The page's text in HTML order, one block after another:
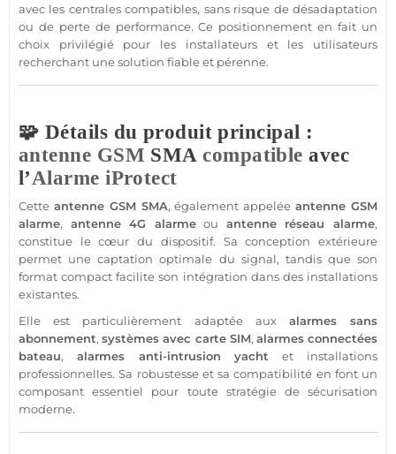
avec les centralescompatibles, sans risque de désadaptation
ou de perte de performance. Ce positionnement en fait un
choix privilégié pour les installateurs et les utilisateurs
recherchant une solution fiableet pérenne.
🧩 Détails du produit principal :
antenne GSM SMAcompatible avec
l’Alarme iProtect
Cette antenne GSMSMA, également appeléeantenne GSM
alarme, antenne4G alarmeou antenne réseaualarme,
constitue le cœur du dispositif. Sa conception extérieure
permet une captation optimale du signal, tandis que son
format compact facilite son intégration dans des installations
existantes.
Elle est particulièrement adaptée aux alarmessans
abonnement,systèmes avec carte SIM, alarmes connectées
bateau, alarmes anti-intrusionyacht et installations
professionnelles. Sa robustesse et sa compatibilité en font un
composant essentiel pour toute stratégie de sécurisation
moderne.